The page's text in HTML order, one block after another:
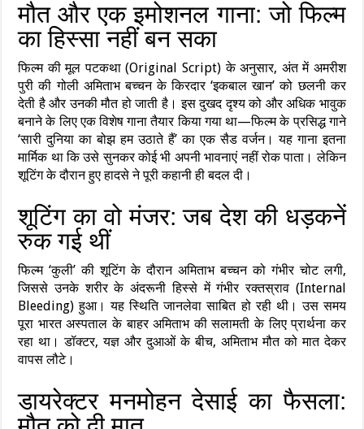
मौत और एक इमोशनल गाना: जो फिल्म
का हिस्सा नहीं बन सका
फिल्म की मूल पटकथा (Original Script) के अनुसार, अंत में अमरीश
पुरी की गोली अमिताभ बच्चन के किरदार ‘इकबाल खान’ को छलनी कर
देती है और उनकी मौत हो जाती है। इस दुखद दृश्य को और अधिक भावुक
बनाने के लिए एक विशेष गाना तैयार किया गया था—फिल्म के प्रसिद्ध गाने
‘सारी दुनिया का बोझ हम उठाते हैं’ का एक सैड वर्जन। यह गाना इतना
मार्मिक था कि उसे सुनकर कोई भी अपनी भावनाएं नहीं रोक पाता। लेकिन
शूटिंग के दौरान हुए हादसे ने पूरी कहानी ही बदल दी।
शूटिंग का वो मंजर: जब देश की धड़कनें
रुक गई थीं
फिल्म ‘कुली’ की शूटिंग के दौरान अमिताभ बच्चन को गंभीर चोट लगी,
जिससे उनके शरीर के अंदरूनी हिस्से में गंभीर रक्तस्राव (Internal
Bleeding) हुआ। यह स्थिति जानलेवा साबित हो रही थी। उस समय
पूरा भारत अस्पताल के बाहर अमिताभ की सलामती के लिए प्रार्थना कर
रहा था। डॉक्टर, यज्ञ और दुआओं के बीच, अमिताभ मौत को मात देकर
वापस लौटे।
डायरेक्टर मनमोहन देसाई का फैसला: